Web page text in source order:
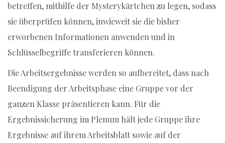
betreffen, mithilfe der Mysterykärtchen zu legen, sodass
sie überprüfen können, inwieweit sie die bisher
erworbenen Informationen anwenden und in
Schlüsselbegriffe transferieren können.
Die Arbeitsergebnisse werden so aufbereitet, dass nach
Beendigung der Arbeitsphase eine Gruppe vor der
ganzen Klasse präsentieren kann. Für die
Ergebnissicherung im Plenum hält jede Gruppe ihre
Ergebnisse auf ihrem Arbeitsblatt sowie auf der